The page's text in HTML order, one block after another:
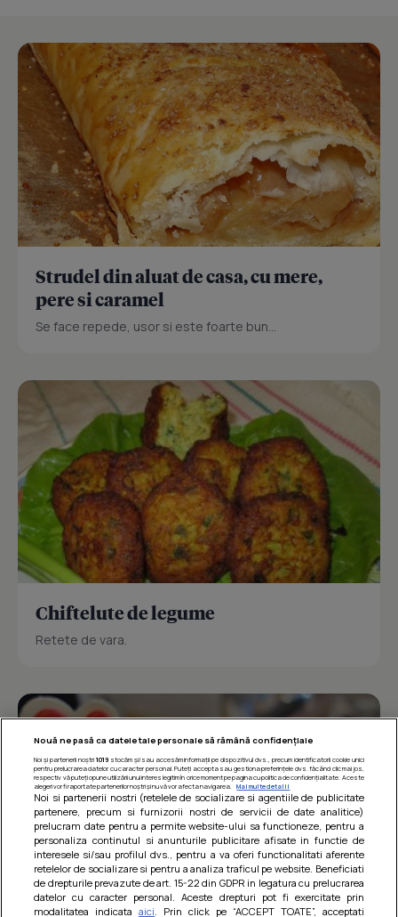
Strudel din aluat de casa, cu mere,
pere si caramel
Se face repede, usor si este foarte bun...
Chiftelute de legume
Retete de vara.
Nouă ne pasă ca datele tale personale să rămână confidențiale
Noi și partenerii noștri 1019stocăm și/sau accesăm informații pe dispozitivul dvs., precum identificatorii cookie unici
pentru prelucrarea datelor cu caracter personal. Puteți accepta sau gestiona preferințele dvs. făcând clic mai jos,
respectiv vă puteți opune utilizării unui interes legitim în orice moment pe pagina cu politica de confidențialitate. Aceste
alegeri vor fi raportate partenerilor noștri și nu vă vor afecta navigarea.
Mai multe detalii
Noi si partenerii nostri (retelele de socializare si agentiile de publicitate
partenere, precum si furnizorii nostri de servicii de date analitice)
prelucram date pentru a permite website-ului sa functioneze, pentru a
personaliza continutul si anunturile publicitare afisate in functie de
interesele si/sau profilul dvs., pentru a va oferi functionalitati aferente
retelelor de socializare si pentru a analiza traficul pe website. Beneficiati
de drepturile prevazute de art. 15-22 din GDPR in legatura cu prelucrarea
datelor cu caracter personal. Aceste drepturi pot fi exercitate prin
modalitatea indicataaici . Prin click pe “ACCEPT TOATE”, acceptati